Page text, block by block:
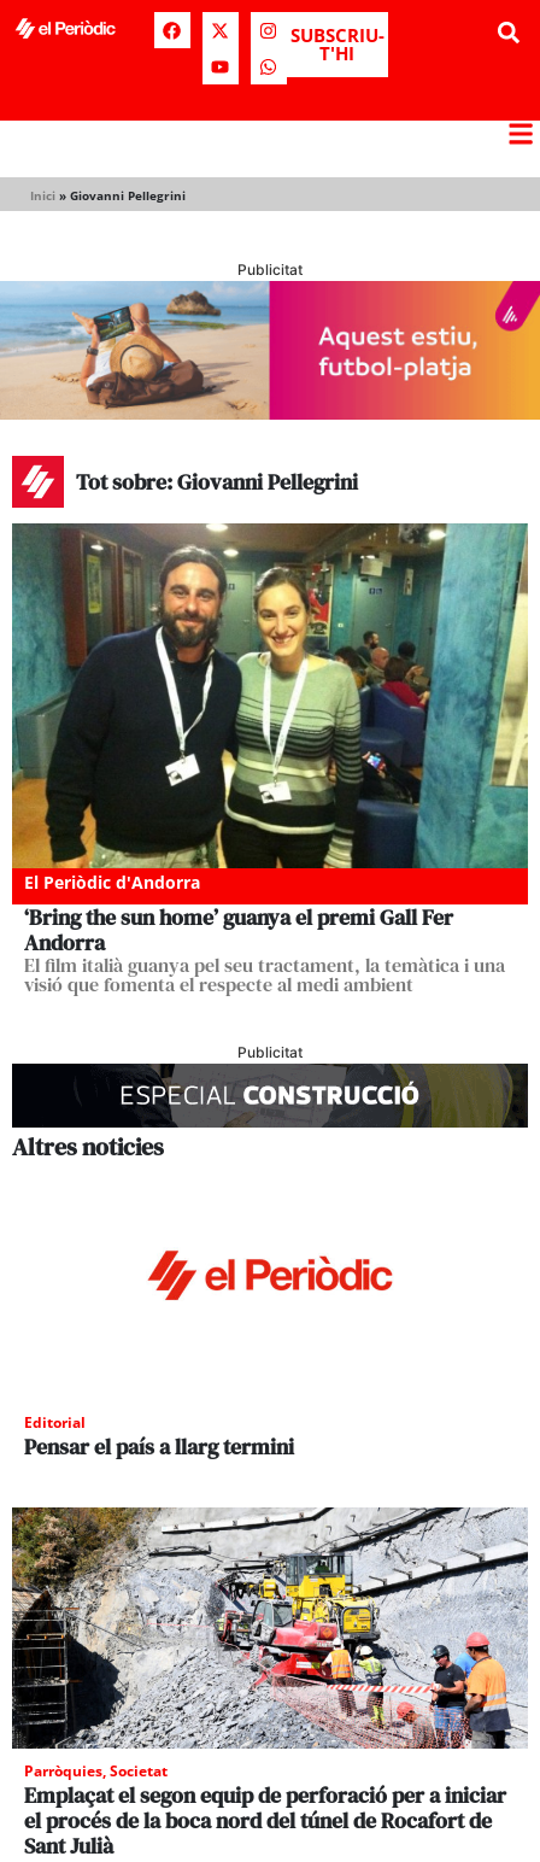
SUBSCRIU-
T'HI
Inici » Giovanni Pellegrini
Publicitat
Tot sobre: Giovanni Pellegrini
El Periòdic d'Andorra
‘Bring the sun home’ guanya el premi Gall Fer
Andorra
El film italià guanya pel seu tractament, la temàtica i una
visió que fomenta el respecte al medi ambient
Publicitat
Altres noticies
Editorial
Pensar el país a llarg termini
Parròquies,Societat
Emplaçat el segon equip de perforació per a iniciar
el procés de la boca nord del túnel de Rocafort de
Sant Julià